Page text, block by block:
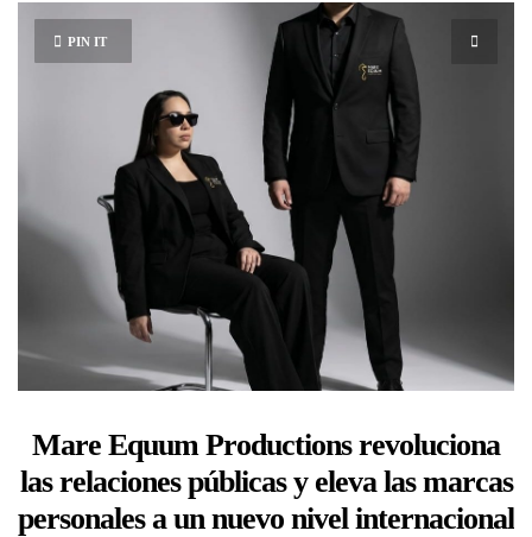
PIN IT
Mare Equum Productions revoluciona
las relaciones públicas y eleva las marcas
personales a un nuevo nivel internacional